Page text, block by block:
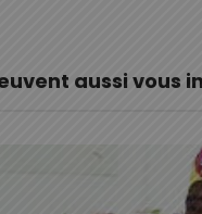
aussi vous